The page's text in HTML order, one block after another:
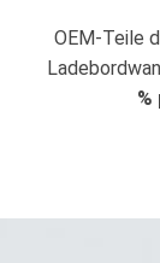
OEM-Teile
%